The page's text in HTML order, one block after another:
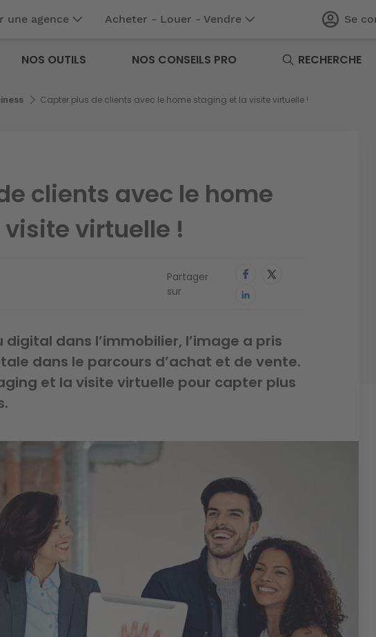
une agence Acheter - Louer - Vendre Se
NOS OUTILS NOS CONSEILS PRO RECHERCHE
Capter plus de clients avec le home staging et la visite virtuelle !
clients avec le home
virtuelle !
Partager
sur
digital dans l’immobilier, l’image a pris
dans le parcours d’achat et de vente.
et la visite virtuelle pour capter plus